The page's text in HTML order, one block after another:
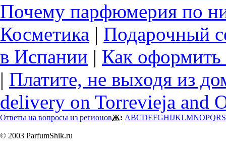
Почему парфюмерия по
Косметика | Подарочный
в Испании | Как оформить
| Платите, не выходя из
delivery on Torrevieja and
Ответы на вопросы из регионовЖ: ABCDEFGHIJKLMNOPQRS
© 2003 ParfumShik.ru